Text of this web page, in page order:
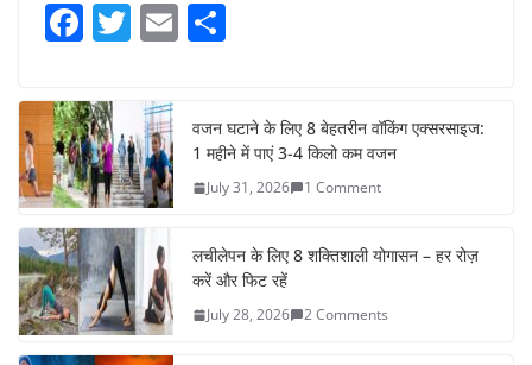
F
c
e
b
o
o
k
T
itt
er
E
e
वजन घटाने के लिए 8 बेहतरीन वॉकिंग एक्सरसाइज:
1 महीने में पाएं 3-4 किलो कम वजन
July 31, 2026 1 Comment
लचीलेपन के लिए 8 शक्तिशाली योगासन – हर रोज़
करें और फिट रहें
July 28, 2026 2 Comments